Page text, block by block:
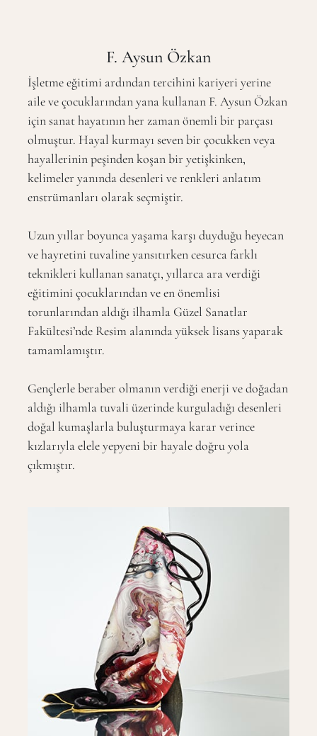
F. Aysun Özkan
İşletme eğitimi ardından tercihini kariyeri yerine
aile ve çocuklarından yana kullanan F. Aysun Özkan
için sanat hayatının her zaman önemli bir parçası
olmuştur. Hayal kurmayı seven bir çocukken veya
hayallerinin peşinden koşan bir yetişkinken,
kelimeler yanında desenleri ve renkleri anlatım
enstrümanları olarak seçmiştir.
Uzun yıllar boyunca yaşama karşı duyduğu heyecan
ve hayretini tuvaline yansıtırken cesurca farklı
teknikleri kullanan sanatçı, yıllarca ara verdiği
eğitimini çocuklarından ve en önemlisi
torunlarından aldığı ilhamla Güzel Sanatlar
Fakültesi’nde Resim alanında yüksek lisans yaparak
tamamlamıştır.
Gençlerle beraber olmanın verdiği enerji ve doğadan
aldığı ilhamla tuvali üzerinde kurguladığı desenleri
doğal kumaşlarla buluşturmaya karar verince
kızlarıyla elele yepyeni bir hayale doğru yola
çıkmıştır.